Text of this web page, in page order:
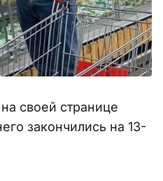
своей странице
закончились на 13-